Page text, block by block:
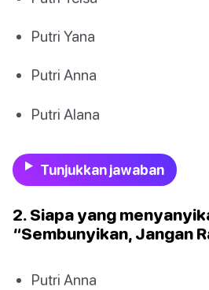
Putri Yana
Putri Anna
Putri Alana
Tunjukkan jawaban
2. Siapa yang
“Sembunyikan, Jangan
Putri Anna